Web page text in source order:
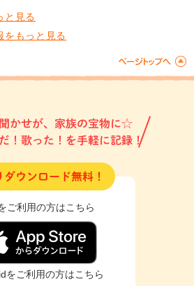
と見る
をもっと見る
かせが、家族の宝物に☆
！歌った！を手軽に記録！
ダウンロード無料！
ご利用の方はこちら
をご利用の方はこちら